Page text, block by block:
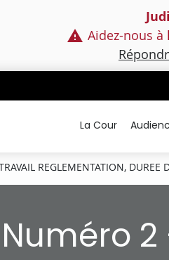
Aidez-nous
La Cour
REGLEMENTATION, DUREE
Numéro 2